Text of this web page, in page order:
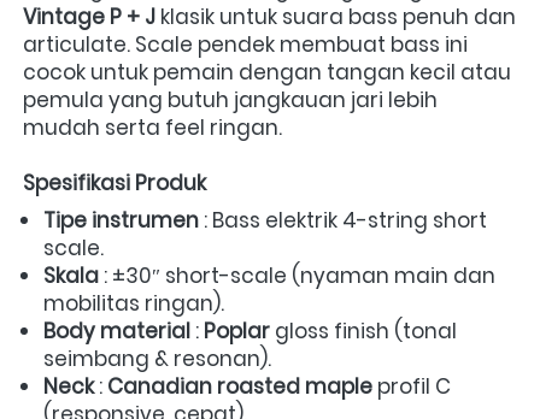
Vintage P + J klasik untuk suara bass penuh dan
articulate. Scale pendek membuat bass ini
cocok untuk pemain dengan tangan kecil atau
pemula yang butuh jangkauan jari lebih
mudah serta feel ringan.
Spesifikasi Produk
Tipe instrumen : Bass elektrik 4-string short
scale.
Skala : ±30″ short-scale (nyaman main dan
mobilitas ringan).
Body material : Poplar gloss finish (tonal
seimbang & resonan).
Neck : Canadian roasted maple profil C